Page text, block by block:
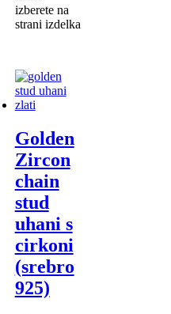
izberete na
strani izdelka
Golden
Zircon
chain
stud
uhani s
cirkoni
(srebro
925)